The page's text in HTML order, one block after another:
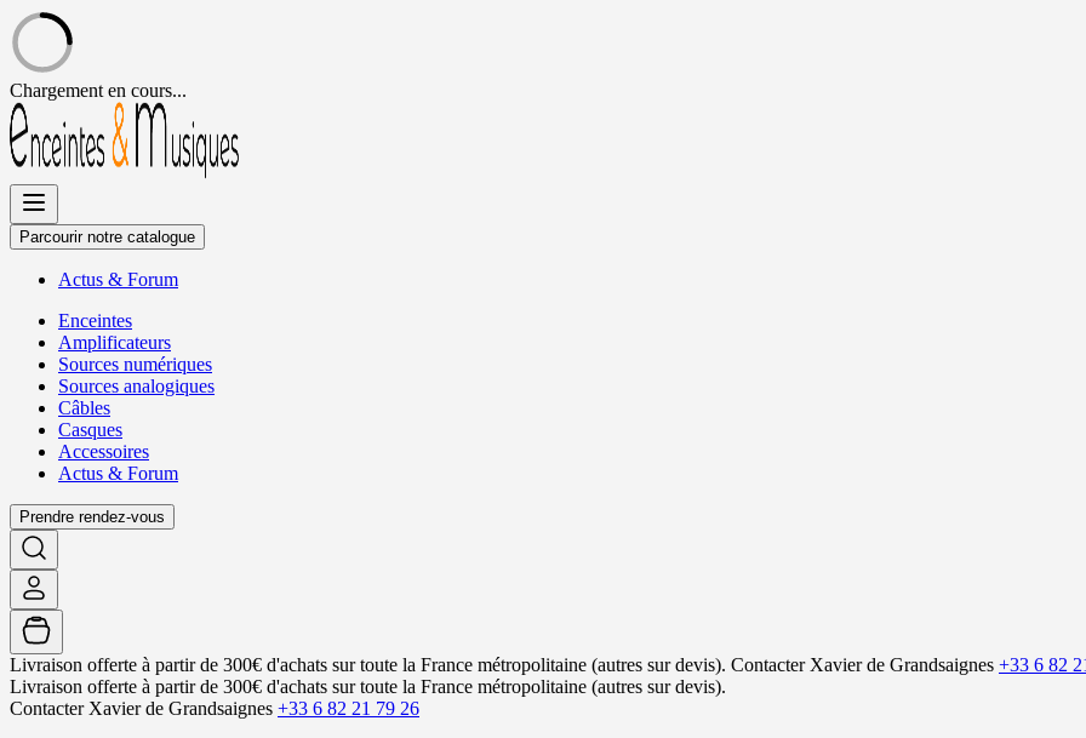
Chargement en cours...
Allez
au
contenu
Parcourir notre catalogue
Actus & Forum
Enceintes
Amplificateurs
Sources numériques
Sources analogiques
Câbles
Casques
Accessoires
Actus & Forum
Prendre rendez-vous
Livraison offerte à partir de 300€ d'achats sur toute la France métropolitaine (autres sur devis). Contacter Xavier de Grandsaignes +33 6 82
Livraison offerte à partir de 300€ d'achats sur toute la France métropolitaine (autres sur devis).
Contacter Xavier de Grandsaignes +33 6 82 21 79 26